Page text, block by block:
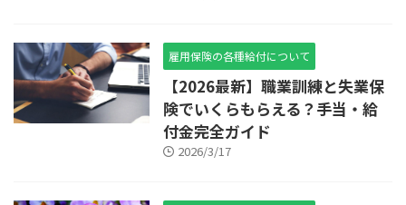
雇用保険の各種給付について
【2026最新】職業訓練と失業保
険でいくらもらえる？手当・給
付金完全ガイド
2026/3/17